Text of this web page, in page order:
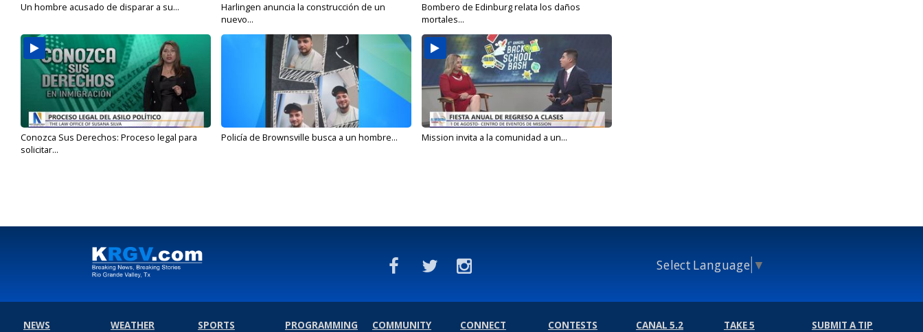
Un hombre acusado de disparar a su...
Harlingen anuncia la construcción de un
nuevo...
Bombero de Edinburg relata los daños
mortales...
Conozca Sus Derechos: Proceso legal para
solicitar...
Policía de Brownsville busca a un hombre... Mission invita a la comunidad a un...
Select Language ▼
NEWS
WEATHER
SPORTS
PROGRAMMING
COMMUNITY
CONNECT
CONTESTS CANAL 5.2 TAKE 5 SUBMIT A TIP